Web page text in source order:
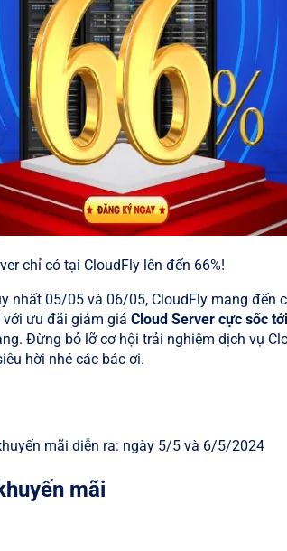
chỉ có tại CloudFly lên đến 66%!
nhất 05/05 và 06/05, CloudFly mang đến
với ưu đãi giảm giá Cloud Server cực sốc
Đừng bỏ lỡ cơ hội trải nghiệm dịch vụ
hời nhé các bác ơi.
mãi diễn ra: ngày 5/5 và 6/5/2024
mãi